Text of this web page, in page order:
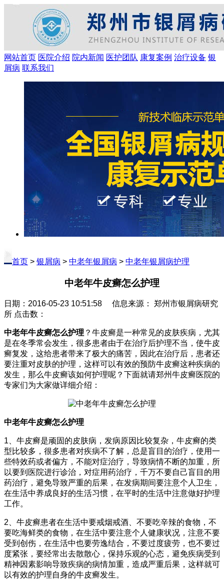
网站首页 医院介绍 院内新闻 医护团队 康复案例 治疗设备 银
屑病 联系我们
首页 > 银屑病 > 中老年银屑病 > 中老年银屑病护理
中老年牛皮癣怎么护理
日期：2016-05-23 10:51:58 信息来源： 郑州市银屑病研究
所 点击数：
中老年牛皮癣怎么护理 ？牛皮癣是一种常见的皮肤疾病，尤其
是在冬季常会发生，很多患者由于在治疗后护理不当，使牛皮
癣复发，这给患者带来了极大的痛苦，因此在治疗后，患者还
要注重对皮肤的护理，这样可以有效的预防牛皮癣这种疾病的
发生，那么牛皮癣该如何护理呢？下面就请郑州牛皮癣医院的
专家们为大家做详细介绍：
中老年牛皮癣怎么护理
1、牛皮癣是顽固的皮肤病，发病原因比较复杂，牛皮癣的类
型比较多，很多患者对疾病不了解，总是盲目的治疗，使用一
些特效药或者偏方，不能对症治疗，导致病情不断的加重，所
以要到医院进行诊治，对症用药治疗，千万不要自己盲目的用
药治疗，避免导致严重的后果，在发病期间要注意个人卫生，
在生活中养成良好的生活习惯，在平时的生活中注意做好护理
工作。
2、牛皮癣患者在生活中要戒烟戒酒、不要吃辛辣的食物，不
要吃海鲜类的食物，在生活中要注意个人健康状况，注意不要
受到创伤，在生活中也要劳逸结合，不要过度疲劳，也不要过
度紧张，要经常出去散散心，保持乐观的心态，避免疾病受到
精神因素影响导致疾病的病情加重，造成严重后果，这样就可
以有效的护理自身的牛皮癣发生。